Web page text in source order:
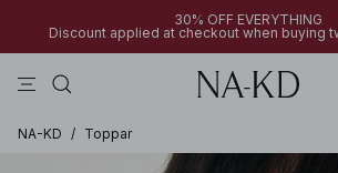
30% OFF EVERYTHING
Discount applied at checkout when buying
NA-KD / Toppar